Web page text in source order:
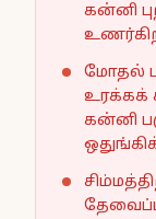
கன்னி
மோதல்
உரக்கக்
கன்னி